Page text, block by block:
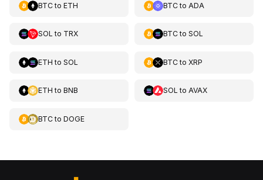
BTCto ETH BTCto ADA
SOL to TRX BTCto SOL
ETH to SOL BTCto XRP
ETH to BNB SOL to AVAX
BTCto DOGE